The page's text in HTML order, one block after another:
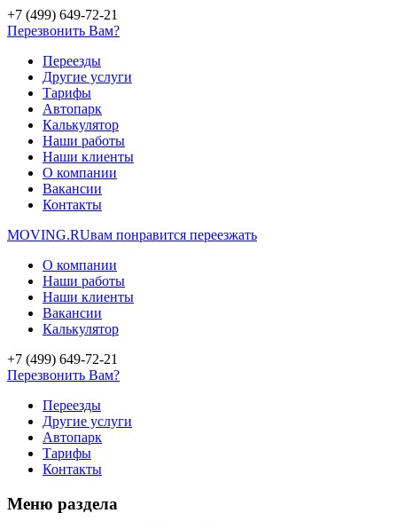
+7 (499) 649-72-21
Перезвонить Вам?
Переезды
Другие услуги
Тарифы
Автопарк
Калькулятор
Наши работы
Наши клиенты
О компании
Вакансии
Контакты
MOVING.RUвам понравится переезжать
О компании
Наши работы
Наши клиенты
Вакансии
Калькулятор
+7 (499) 649-72-21
Перезвонить Вам?
Переезды
Другие услуги
Автопарк
Тарифы
Контакты
Меню раздела